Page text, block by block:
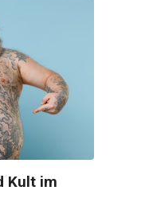
Kult im